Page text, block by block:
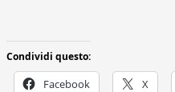
Condividi questo:
Facebook X